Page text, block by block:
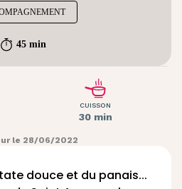
45 min
CUISSON
30 min
le 28/06/2022
douce et du panais...